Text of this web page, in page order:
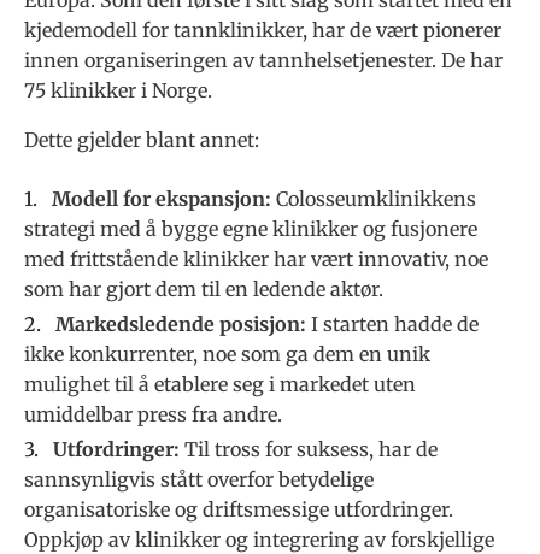
kjedemodell for tannklinikker, har de vært pionerer
innen organiseringen av tannhelsetjenester. De har
75 klinikker i Norge.
Dette gjelder blant annet:
Modell for ekspansjon: Colosseumklinikkens
strategi med å bygge egne klinikker og fusjonere
med frittstående klinikker har vært innovativ, noe
som har gjort dem til en ledende aktør.
Markedsledende posisjon: I starten hadde de
ikke konkurrenter, noe som ga dem en unik
mulighet til å etablere seg i markedet uten
umiddelbar press fra andre.
Utfordringer: Til tross for suksess, har de
sannsynligvis stått overfor betydelige
organisatoriske og driftsmessige utfordringer.
Oppkjøp av klinikker og integrering av forskjellige